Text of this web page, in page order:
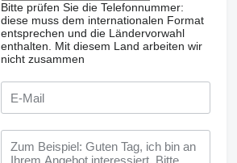
Bitte prüfen Sie die Telefonnummer:
diese muss dem internationalen Format
entsprechen und die Ländervorwahl
enthalten.
Mit diesem Land arbeiten wir
nicht zusammen